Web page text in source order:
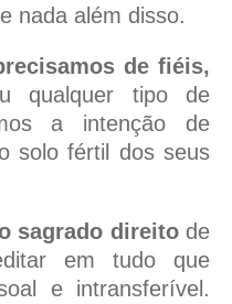
nada além disso.
de fiéis,
qualquer tipo de
a intenção de
solo fértil dos seus
sagrado direitode
em tudo que
e intransferível.